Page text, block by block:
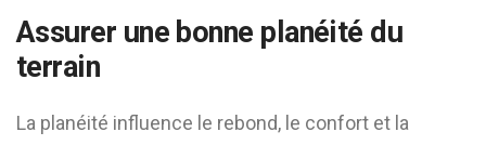
Assurer une bonne planéité du
terrain
La planéité influence le rebond, le confort et la